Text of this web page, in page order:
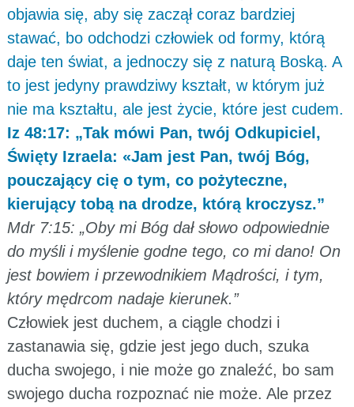
objawia się, aby się zaczął coraz bardziej
stawać, bo odchodzi człowiek od formy, którą
daje ten świat, a jednoczy się z naturą Boską. A
to jest jedyny prawdziwy kształt, w którym już
nie ma kształtu, ale jest życie, które jest cudem.
Iz 48:17: „Tak mówi Pan, twój Odkupiciel,
Święty Izraela: «Jam jest Pan, twój Bóg,
pouczający cię o tym, co pożyteczne,
kierujący tobą na drodze, którą kroczysz.”
Mdr 7:15: „Oby mi Bóg dał słowo odpowiednie
do myśli i myślenie godne tego, co mi dano! On
jest bowiem i przewodnikiem Mądrości, i tym,
który mędrcom nadaje kierunek.”
Człowiek jest duchem, a ciągle chodzi i
zastanawia się, gdzie jest jego duch, szuka
ducha swojego, i nie może go znaleźć, bo sam
swojego ducha rozpoznać nie może. Ale przez